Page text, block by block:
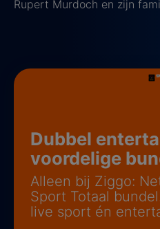
Rupert Murdoch en zijn
Dubbel
voordelige
Alleen bij Ziggo:
Sport Totaal
live sport én